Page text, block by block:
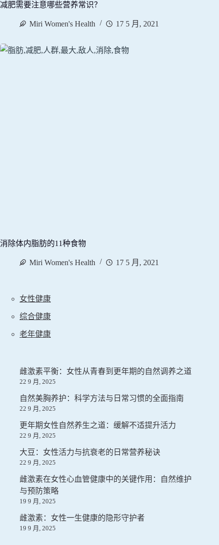
减肥需要注意哪些营养常识？
Miri Women's Health 17 5 月, 2021
消除体内脂肪的11种食物
Miri Women's Health 17 5 月, 2021
女性健康
综合健康
老年健康
雌激素平衡：女性从青春到更年期的自然调养之道
22 9 月, 2025
自然美胸养护：科学方法与日常习惯的全面指南
22 9 月, 2025
更年期女性自然养生之道：缓解不适提升活力
22 9 月, 2025
大豆：女性活力与抗衰老的日常营养秘诀
22 9 月, 2025
雌激素在女性心血管健康中的关键作用：自然维护
与预防策略
19 9 月, 2025
雌激素：女性一生健康的隐形守护者
19 9 月, 2025